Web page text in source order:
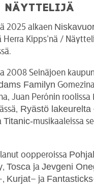
Näyttelijä
2025 alkaen
Herra Kipps’nä /
2008 Seinäjoen
Familyn
Juan Perónin roolissa
Ryästö lakeurelta
Titanic-musikaaleissa
oopperoissa
, Tosca ja Jevgeni
, Kurjat– ja Fantasticks